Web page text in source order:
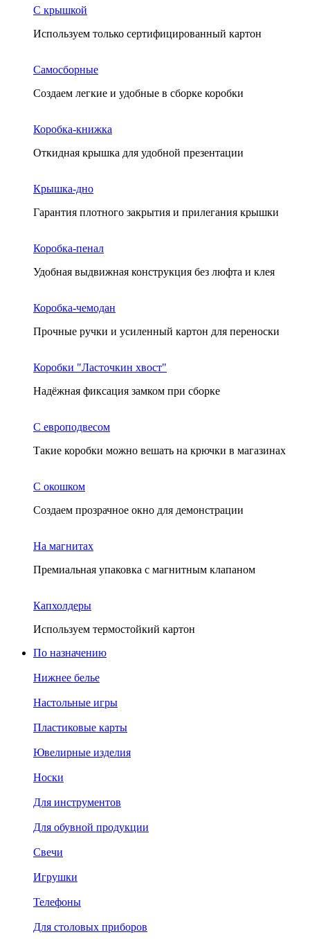
С крышкой
Используем только сертифицированный картон
Самосборные
Создаем легкие и удобные в сборке коробки
Коробка-книжка
Откидная крышка для удобной презентации
Крышка-дно
Гарантия плотного закрытия и прилегания крышки
Коробка-пенал
Удобная выдвижная конструкция без люфта и клея
Коробка-чемодан
Прочные ручки и усиленный картон для переноски
Коробки "Ласточкин хвост"
Надёжная фиксация замком при сборке
С европодвесом
Такие коробки можно вешать на крючки в магазинах
С окошком
Создаем прозрачное окно для демонстрации
На магнитах
Премиальная упаковка с магнитным клапаном
Капхолдеры
Используем термостойкий картон
По назначению
Нижнее белье
Настольные игры
Пластиковые карты
Ювелирные изделия
Носки
Для инструментов
Для обувной продукции
Свечи
Игрушки
Телефоны
Для столовых приборов